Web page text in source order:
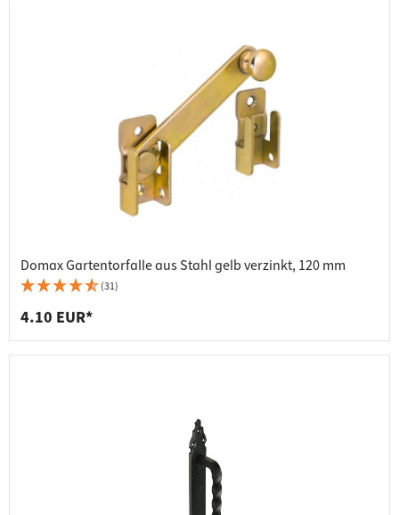
Domax Gartentorfalle aus Stahl gelb verzinkt, 120 mm
(31)
4.10 EUR*